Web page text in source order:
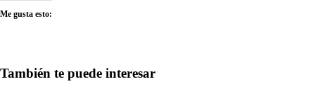
Me gusta esto:
También te puede interesar